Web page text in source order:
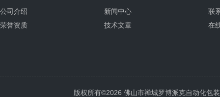
公司介绍
荣誉资质
新闻中心
技术文章
联
在
版权所有©2026 佛山市禅城罗博派克自动化